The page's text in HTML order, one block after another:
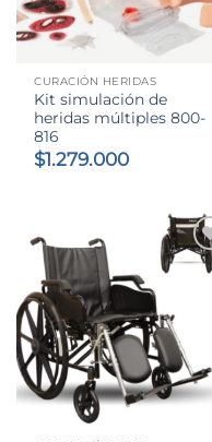
CURACIÓN HERIDAS
Kit simulación de
heridas múltiples 800-
816
$1.279.000